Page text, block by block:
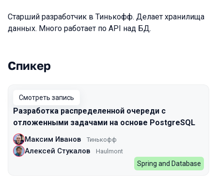
Старший разработчик в Тинькофф. Делает хранилища
данных. Много работает по API над БД.
Выступления в сезоне 2022
Спикер
Смотреть запись
Разработка распределенной очереди с
отложенными задачами на основе PostgreSQL
Максим Иванов Тинькофф
Алексей Стукалов Haulmont
Spring and Database